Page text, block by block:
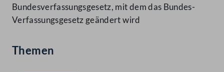
Bundesverfassungsgesetz, mit dem das Bundes-
Verfassungsgesetz geändert wird
Themen